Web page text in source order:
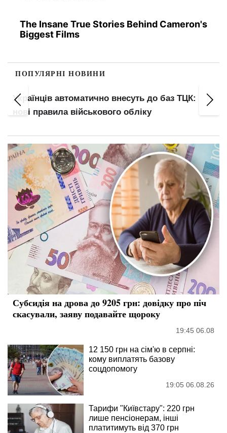
The Insane True Stories Behind Cameron's
Biggest Films
ПОПУЛЯРНІ НОВИНИ
Українців автоматично внесуть до баз ТЦК:
нові правила військового обліку
Субсидія на дрова до 9205 грн: довідку про піч
скасували, заяву подавайте щороку
19:45 06.08
12 150 грн на сім'ю в серпні:
кому виплатять базову
соцдопомогу
19:05 06.08.26
Тарифи "Київстару": 220 грн
лише пенсіонерам, інші
платитимуть від 370 грн